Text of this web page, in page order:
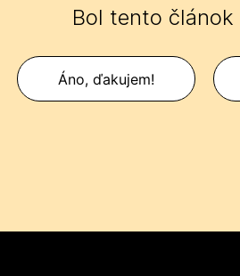
Bol tento
Áno, ďakujem!